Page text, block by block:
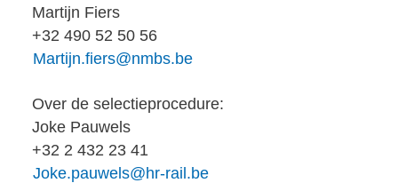
Martijn Fiers
+32 490 52 50 56
Martijn.fiers@nmbs.be
Over de selectieprocedure:
Joke Pauwels
+32 2 432 23 41
Joke.pauwels@hr-rail.be